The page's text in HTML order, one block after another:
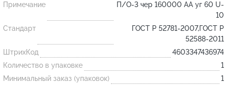
Трубка
Стержень
Подставка
Лодочка
Примечание
П/О-3 чер 160000 АА уг 60 U-
10
Стандарт
ГОСТ Р 52781-2007,ГОСТ Р
52588-2011
ШтрихКод
4603347436974
Количество в упаковке
1
Минимальный заказ (упаковок)
1